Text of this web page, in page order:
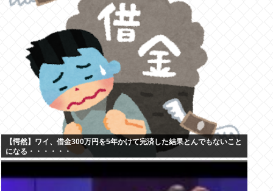
【愕然】ワイ、借金300万円を5年かけて完済した結果とんでもないこと
になる・・・・・・